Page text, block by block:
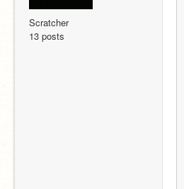
Scratcher
13 posts